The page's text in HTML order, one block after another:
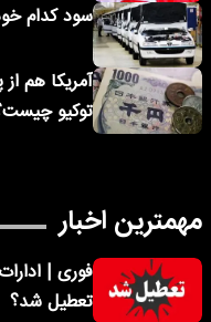
سود کدام
آمریکا هم
توکیو
مهمترین اخبار
تعطیل شد؟